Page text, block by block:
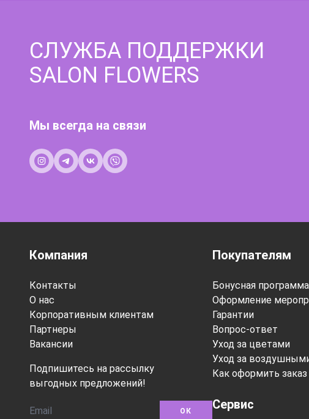
СЛУЖБА ПОДДЕРЖКИ
SALON FLOWERS
Мы всегда на связи
Компания
Контакты
О нас
Корпоративным клиентам
Партнеры
Вакансии
Подпишитесь на рассылку
выгодных предложений!
ОК
Покупателям
Бонусная программа
Оформление
Гарантии
Вопрос-ответ
Уход за цветами
Уход за
Как оформить заказ
Сервис